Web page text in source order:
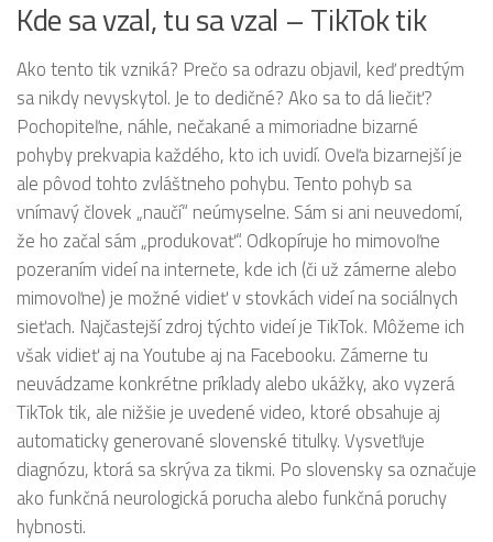
Kde sa vzal, tu sa vzal – TikTok tik
Ako tento tik vzniká? Prečo sa odrazu objavil, keď predtým
sa nikdy nevyskytol. Je to dedičné? Ako sa to dá liečiť?
Pochopiteľne, náhle, nečakané a mimoriadne bizarné
pohyby prekvapia každého, kto ich uvidí. Oveľa bizarnejší je
ale pôvod tohto zvláštneho pohybu. Tento pohyb sa
vnímavý človek „naučí“ neúmyselne. Sám si ani neuvedomí,
že ho začal sám „produkovať“. Odkopíruje ho mimovoľne
pozeraním videí na internete, kde ich (či už zámerne alebo
mimovoľne) je možné vidieť v stovkách videí na sociálnych
sieťach. Najčastejší zdroj týchto videí je TikTok. Môžeme ich
však vidieť aj na Youtube aj na Facebooku. Zámerne tu
neuvádzame konkrétne príklady alebo ukážky, ako vyzerá
TikTok tik, ale nižšie je uvedené video, ktoré obsahuje aj
automaticky generované slovenské titulky. Vysvetľuje
diagnózu, ktorá sa skrýva za tikmi. Po slovensky sa označuje
ako funkčná neurologická porucha alebo funkčná poruchy
hybnosti.